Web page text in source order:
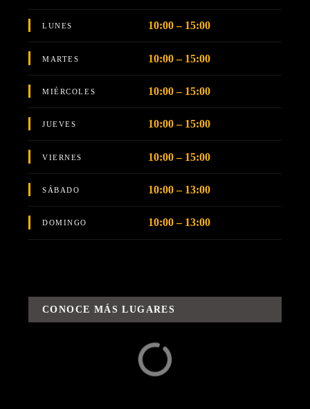
LUNES 10:00 – 15:00
MARTES 10:00 – 15:00
MIÉRCOLES 10:00 – 15:00
JUEVES 10:00 – 15:00
VIERNES 10:00 – 15:00
SÁBADO 10:00 – 13:00
DOMINGO 10:00 – 13:00
CONOCE MÁS LUGARES